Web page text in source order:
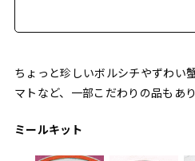
ちょっと珍しいボルシチやずわい
マトなど、一部こだわりの品もあり
ミールキット